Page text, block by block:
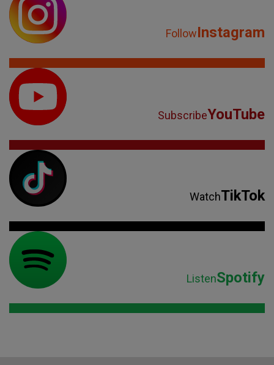
FollowInstagram
SubscribeYouTube
WatchTikTok
ListenSpotify